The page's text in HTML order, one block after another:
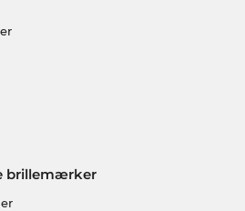
brillemærker